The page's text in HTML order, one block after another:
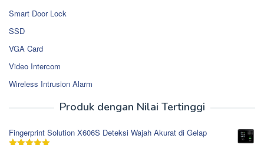
Smart Door Lock
SSD
VGA Card
Video Intercom
Wireless Intrusion Alarm
Produk dengan Nilai Tertinggi
Fingerprint Solution X606S Deteksi Wajah Akurat di Gelap